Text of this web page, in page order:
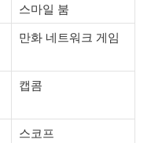
스마일 붐
만화 네트워크 게임
캡콤
스코프